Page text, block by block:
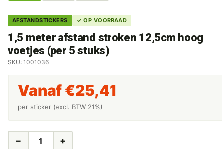
AFSTANDSTICKERS ✓ OP VOORRAAD
1,5 meter afstand stroken 12,5cm hoog
voetjes (per 5 stuks)
SKU: 1001036
Vanaf €25,41
per sticker (excl. BTW 21%)
− +